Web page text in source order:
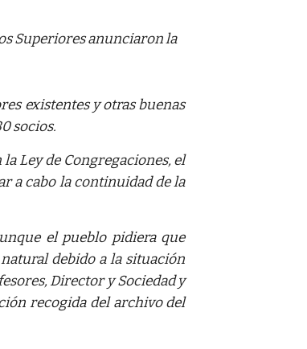
Superiores anunciaron la
existentes y otras buenas
socios.
Ley de Congregaciones, el
a cabo la continuidad de la
el pueblo pidiera que
debido a la situación
Director y Sociedad y
recogida del archivo del